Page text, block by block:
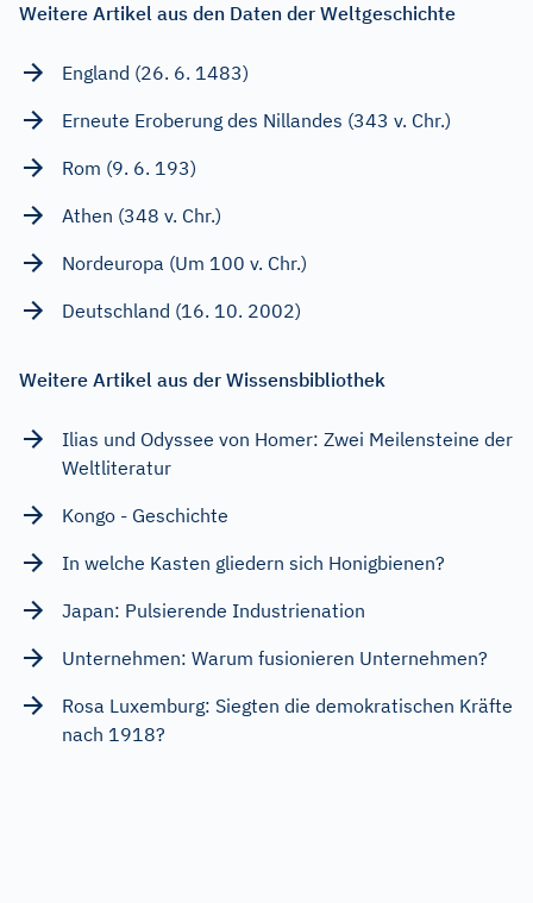
Weitere Artikel aus den Daten der Weltgeschichte
England (26. 6. 1483)
Erneute Eroberung des Nillandes (343 v. Chr.)
Rom (9. 6. 193)
Athen (348 v. Chr.)
Nordeuropa (Um 100 v. Chr.)
Deutschland (16. 10. 2002)
Weitere Artikel aus der Wissensbibliothek
Ilias und Odyssee von Homer: Zwei Meilensteine der
Weltliteratur
Kongo - Geschichte
In welche Kasten gliedern sich Honigbienen?
Japan: Pulsierende Industrienation
Unternehmen: Warum fusionieren Unternehmen?
Rosa Luxemburg: Siegten die demokratischen Kräfte
nach 1918?